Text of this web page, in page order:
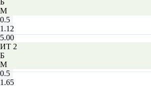
Б
М
0.5
1.12
5.00
ИТ 2
Б
М
0.5
1.65